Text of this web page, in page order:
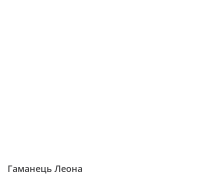
Гаманець Леона